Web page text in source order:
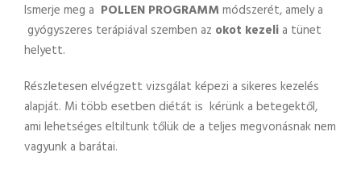
Ismerje meg a POLLEN PROGRAMMmódszerét, amely a
gyógyszeres terápiával szemben az okot kezeli a tünet
helyett.
Részletesen elvégzett vizsgálat képezi a sikeres kezelés
alapját. Mi több esetben diétát is kérünk a betegektől,
ami lehetséges eltiltunk tőlük de a teljes megvonásnak nem
vagyunk a barátai.